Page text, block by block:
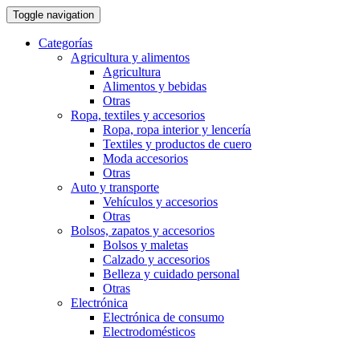
Toggle navigation
Categorías
Agricultura y alimentos
Agricultura
Alimentos y bebidas
Otras
Ropa, textiles y accesorios
Ropa, ropa interior y lencería
Textiles y productos de cuero
Moda accesorios
Otras
Auto y transporte
Vehí­culos y accesorios
Otras
Bolsos, zapatos y accesorios
Bolsos y maletas
Calzado y accesorios
Belleza y cuidado personal
Otras
Electrónica
Electrónica de consumo
Electrodomésticos